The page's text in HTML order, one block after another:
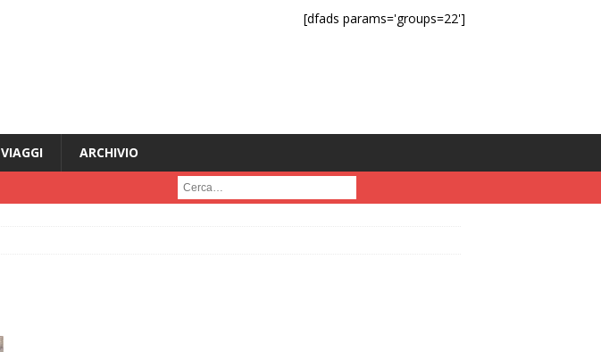
[dfads params='groups=22']
VIAGGI
ARCHIVIO
Cerca :